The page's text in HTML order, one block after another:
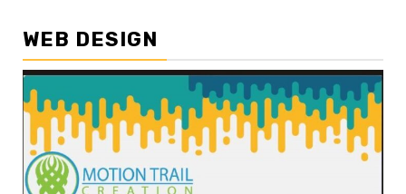
WEB DESIGN